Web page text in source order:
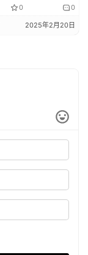
0 0
2025年2月20日